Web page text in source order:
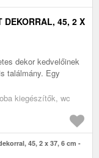
DEKORRAL, 45, 2 X
dekor kedvelőinek
találmány. Egy
kiegészítők, wc
45, 2 x 37, 6 cm -